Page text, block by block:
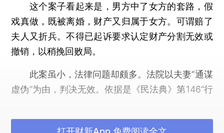
这个案子看起来是，男方中了女方的套路，假
戏真做，既被离婚，财产又归属于女方。可谓赔了
夫人又折兵。不得已起诉要求认定财产分割无效或
撤销，以稍挽回败局。
此案虽小，法律问题却颇多。法院以夫妻“通谋
虚伪”为由，判决无效。依据是《民法典》第146“行
为无效。以虚假的意思表示隐藏的民事法律行为的